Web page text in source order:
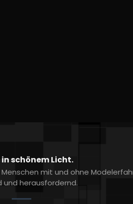
schönem Licht.
mit und ohne
und herausfordernd.